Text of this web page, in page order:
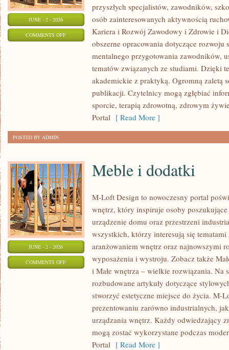
JUNE - 2 - 2026
COMMENTS OFFON
CIEKAWOSTKI
przyszłych specjalistów, zawodników,
osób zainteresowanych aktywnością
Kariera i Rozwój Zawodowy i Zdrowie i
obszerne opracowania dotyczące rozwoju
mentalnego przygotowania zawodników,
tematów związanych ze studiami. Dzięki
akademickie z praktyką. Ogromną zaletą
publikacji. Czytelnicy mogą zgłębiać
sporcie, terapią zdrowotną, zdrowym
Portal [ Read More ]
POSTED BY ADMIN
JUNE - 2 - 2026
COMMENTS OFFON
Meble i dodatki
M-Loft Design to nowoczesny portal
wnętrz, który inspiruje osoby
urządzenie domu oraz przestrzeni
wszystkich, którzy interesują się
aranżowaniem wnętrz oraz najnowszymi
wyposażenia i wystroju. Zobacz także
i Małe wnętrza – wielkie rozwiązania. Na
rozbudowane artykuły dotyczące
stworzyć estetyczne miejsce do życia. M-
prezentowaniu zarówno industrialnych,
urządzania wnętrz. Każdy odwiedzający
mogą zostać wykorzystane podczas
Portal [ Read More ]